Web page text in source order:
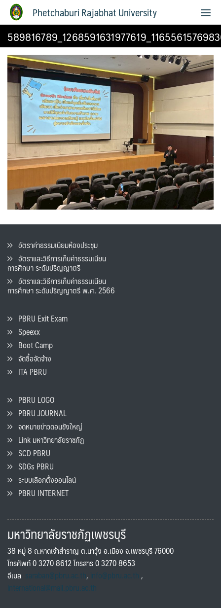
Phetchaburi Rajabhat University
อัตราค่าธรรมเนียมห้องประชุม
อัตราและวิธีการเก็บค่าธรรมเนียน
การศึกษา ระดับปริญญาตรี
อัตราและวิธีการเก็บค่าธรรมเนียน
การศึกษา ระดับปริญญาตรี พ.ศ. 2566
PBRU Exit Exam
Speexx
Boot Camp
จัดซื้อจัดจ้าง
ITA PBRU
PBRU LOGO
PBRU JOURNAL
จดหมายข่าวดอนขังใหญ่
Link มหาวิทยาลัยราชภัฏ
SCD PBRU
SDGs PBRU
ระบบเลือกตั้งออนไลน์
PBRU INTERNET
มหาวิทยาลัยราชภัฏเพชรบุรี
38 หมู่ 8 ถ.หาดเจ้าสำราญ ต.นาวุ้ง อ.เมือง จ.เพชรบุรี 76000
โทรศัพท์ 0 3270 8612 โทรสาร 0 3270 8653
อีเมล saraban@pbru.ac.th, info@pbru.ac.th,
international@mail.pbru.ac.th